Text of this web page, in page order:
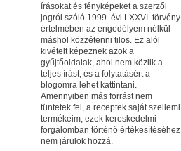
írásokat és fényképeket a szerzői
jogról szóló 1999. évi LXXVI. törvény
értelmében az engedélyem nélkül
máshol közzétenni tilos. Ez alól
kivételt képeznek azok a
gyűjtőoldalak, ahol nem közlik a
teljes írást, és a folytatásért a
blogomra lehet kattintani.
Amennyiben más forrást nem
tüntetek fel, a receptek saját szellemi
termékeim, ezek kereskedelmi
forgalomban történő értékesítéséhez
nem járulok hozzá.